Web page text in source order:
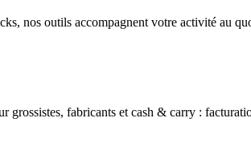
nos outils accompagnent votre activité au
grossistes, fabricants et cash & carry :